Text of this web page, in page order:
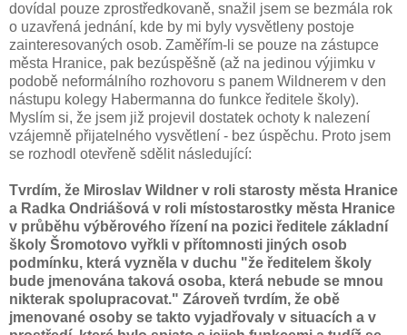
dovídal pouze zprostředkovaně, snažil jsem se bezmála rok
o uzavřená jednání, kde by mi byly vysvětleny postoje
zainteresovaných osob. Zaměřím-li se pouze na zástupce
města Hranice, pak bezúspěšně (až na jedinou výjimku v
podobě neformálního rozhovoru s panem Wildnerem v den
nástupu kolegy Habermanna do funkce ředitele školy).
Myslím si, že jsem již projevil dostatek ochoty k nalezení
vzájemně přijatelného vysvětlení - bez úspěchu. Proto jsem
se rozhodl otevřeně sdělit následující:
Tvrdím, že Miroslav Wildner v roli starosty města Hranice
a Radka Ondriášová v roli místostarostky města Hranice
v průběhu výběrového řízení na pozici ředitele základní
školy Šromotovo vyřkli v přítomnosti jiných osob
podmínku, která vyzněla v duchu "že ředitelem školy
bude jmenována taková osoba, která nebude se mnou
nikterak spolupracovat." Zároveň tvrdím, že obě
jmenované osoby se takto vyjadřovaly v situacích a v